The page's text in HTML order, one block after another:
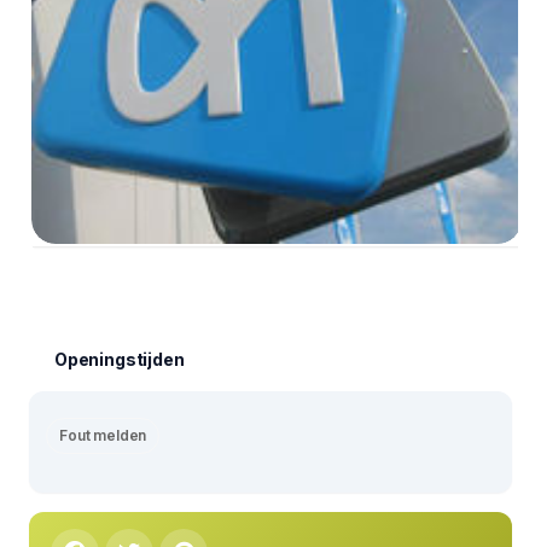
Openingstijden
Fout melden